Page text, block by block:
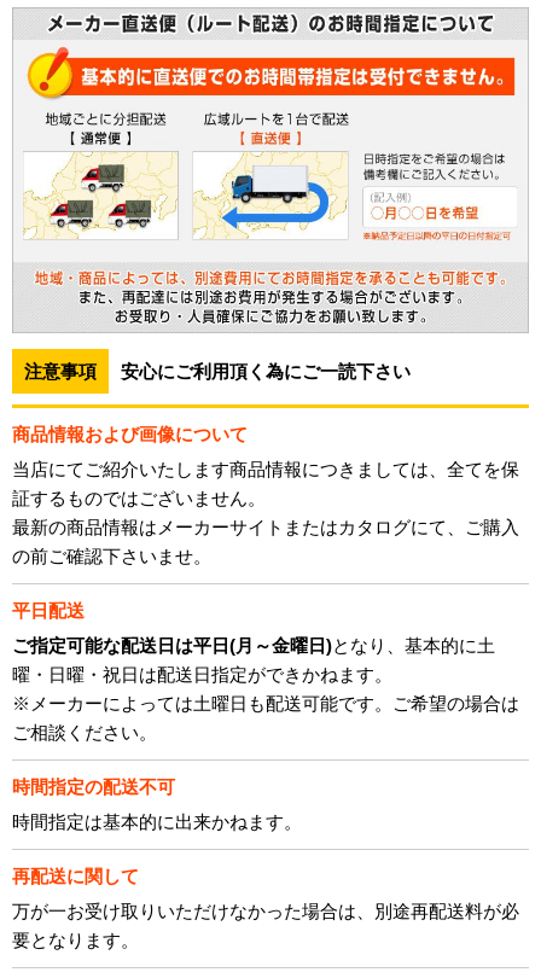
注意事項 安心にご利用頂く為にご一読下さい
商品情報および画像について
当店にてご紹介いたします商品情報につきましては、全てを保
証するものではございません。
最新の商品情報はメーカーサイトまたはカタログにて、ご購入
の前ご確認下さいませ。
平日配送
ご指定可能な配送日は平日(月～金曜日)となり、基本的に土
曜・日曜・祝日は配送日指定ができかねます。
※メーカーによっては土曜日も配送可能です。ご希望の場合は
ご相談ください。
時間指定の配送不可
時間指定は基本的に出来かねます。
再配送に関して
万が一お受け取りいただけなかった場合は、別途再配送料が必
要となります。